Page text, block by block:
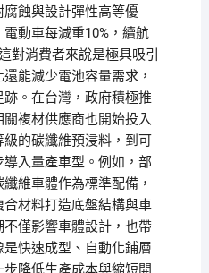
蝕與設計彈性高等優
動車每減重10%，續航
對消費者來說是極具吸引
能減少電池容量需求，
。在台灣，政府積極推
複材供應商也開始投入
的碳纖維預浸料，到可
入量產車型。例如，部
維車體作為標準配備，
材料打造底盤結構與車
僅影響車體設計，也帶
快速成型、自動化鋪層
降低生產成本與縮短開